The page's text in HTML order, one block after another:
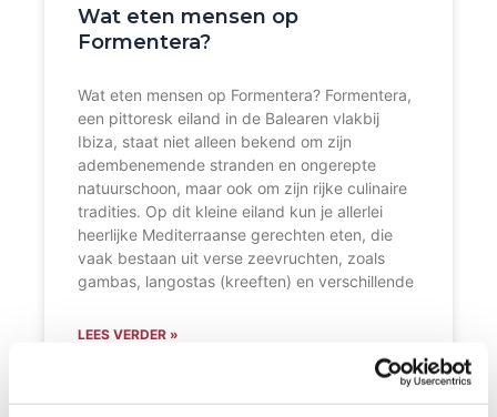
Wat eten mensen op
Formentera?
Wat eten mensen op Formentera? Formentera,
een pittoresk eiland in de Balearen vlakbij
Ibiza, staat niet alleen bekend om zijn
adembenemende stranden en ongerepte
natuurschoon, maar ook om zijn rijke culinaire
tradities. Op dit kleine eiland kun je allerlei
heerlijke Mediterraanse gerechten eten, die
vaak bestaan uit verse zeevruchten, zoals
gambas, langostas (kreeften) en verschillende
LEES VERDER »